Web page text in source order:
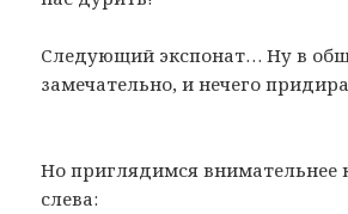
Следующий экспонат… Ну в
замечательно, и нечего
Но приглядимся внимательнее
слева: